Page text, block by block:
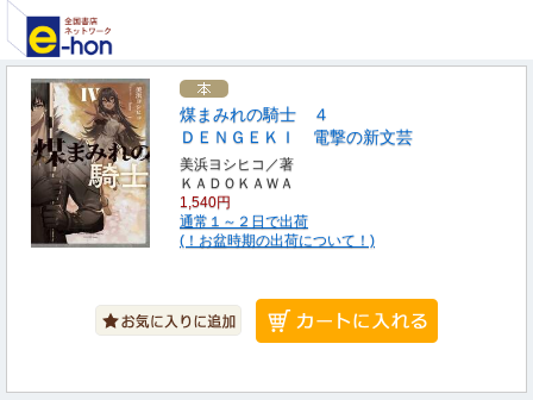
煤まみれの騎士 ４
ＤＥＮＧＥＫＩ 電撃の新文芸
美浜ヨシヒコ／著
ＫＡＤＯＫＡＷＡ
1,540円
通常１～２日で出荷
(！お盆時期の出荷について！)